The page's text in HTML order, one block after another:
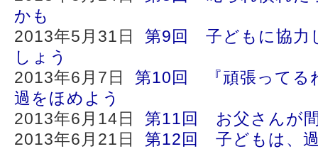
かも
2013年5月31日 第9回 子どもに協力
しょう
2013年6月7日 第10回 『頑張ってる
過をほめよう
2013年6月14日 第11回 お父さんが
2013年6月21日 第12回 子どもは、